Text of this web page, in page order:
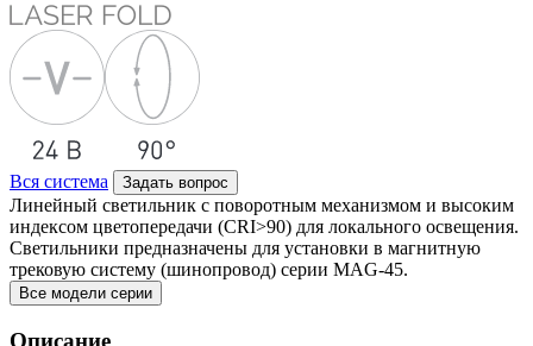
Вся система Задать вопрос
Линейный светильник с поворотным механизмом и высоким
индексом цветопередачи (CRI>90) для локального освещения.
Светильники предназначены для установки в магнитную
трековую систему (шинопровод) серии MAG-45.
Все модели серии
Описание